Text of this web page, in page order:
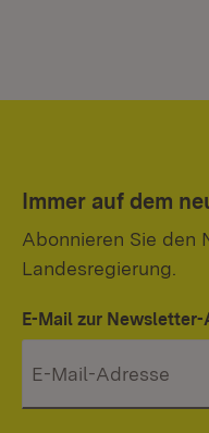
Immer auf dem
Abonnieren Sie den
Landesregierung.
E-Mail zur